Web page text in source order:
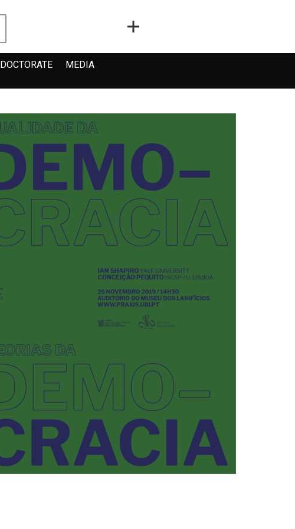
DOCTORATE
MEDIA